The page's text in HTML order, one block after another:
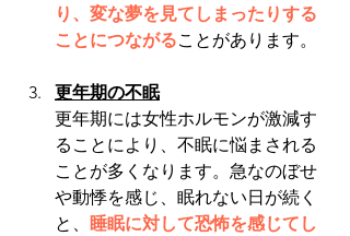
り、変な夢を見てしまったりする
ことにつながることがあります。
更年期の不眠
更年期には女性ホルモンが激減す
ることにより、不眠に悩まされる
ことが多くなります。急なのぼせ
や動悸を感じ、眠れない日が続く
と、
睡眠に対して恐怖を感じてし